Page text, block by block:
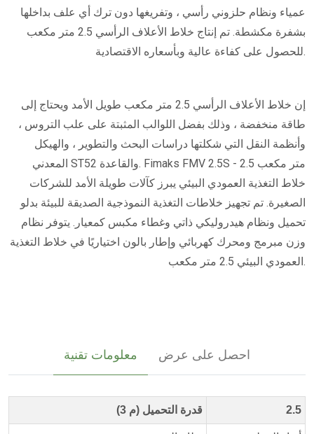
عمياء ونظام حلزوني رأسي ، وتفريغها دون ترك أي علف بداخلها
بشفرة مكشطة. تم إنتاج خلاط الأعلاف الرأسي 2.5 متر مكعب
للحصول على كفاءة عالية وبأسعاره الاقتصادية.
إن خلاط الأعلاف الرأسي 2.5 متر مكعب طويل الأمد ويحتاج إلى
طاقة منخفضة ، وذلك بفضل اللوالب المثبتة على علب التروس ،
وأنظمة النقل التي شكلتها دراسات البحث والتطوير ، والهيكل
المعدني ST52 والقاعدة. Fimaks FMV 2.5S - 2.5 متر مكعب
خلاط التغذية العمودي البيئي يبرز كآلات طويلة الأمد للشركات
الصغيرة. تم تجهيز خلاطات التغذية النموذجية الصديقة للبيئة بدلو
تحميل ونظام هيدروليكي ذاتي وغطاء مكبس كمعيار. يتوفر نظام
وزن مبرمج ومحرك كهربائي وإطار بالون اختياريًا في خلاط التغذية
العمودي البيئي 2.5 متر مكعب.
معلومات تقنية احصل على عرض
قدرة التحميل (م 3) 2.5